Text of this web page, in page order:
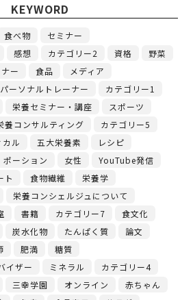
KEYWORD
食べ物
セミナー
感想 カテゴリー2 資格
野菜
ー 食品
メディア
パーソナルトレーナー
カテゴリー1
栄養セミナー・講座
スポーツ
養コンサルティング
カテゴリー5
カル 五大栄養素
レシピ
ポーション 女性
YouTube発信
ト 食物繊維
栄養学
栄養コンシェルジュについて
書籍 カテゴリー7
食文化
炭水化物 たんぱく質
論文
肥満
糖質
イザー
ミネラル
カテゴリー4
三幸学園 オンライン
赤ちゃん